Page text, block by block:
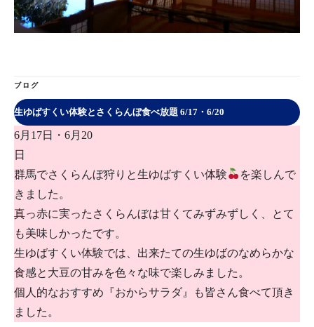
ブログ
生ゆばすくい体験とさくらんぼ食べ放題 6/17・6/20
6月17日・6月20
群馬でさくらんぼ狩りと生ゆばすくい体験
を楽しんで
きました。
真っ赤に実ったさくらんぼは甘くてみずみずしく、とて
も美味しかったです。
生ゆばすくい体験では、出来たての生ゆばのなめらかな
食感と大豆の甘みを色々な味で楽しみました。
個人的なおすすめ『おからサラダ』も皆さん食べて頂き
ました。